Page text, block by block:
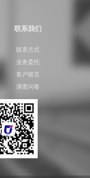
联系我们
联系方式
业务委托
客户留言
调查问卷